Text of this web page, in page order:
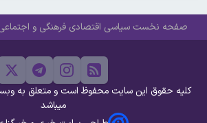
صفحه نخست سیاسی اقتصادی فرهنگی و
کلیه حقوق این سایت محفوظ است و متعلق به
میباشد